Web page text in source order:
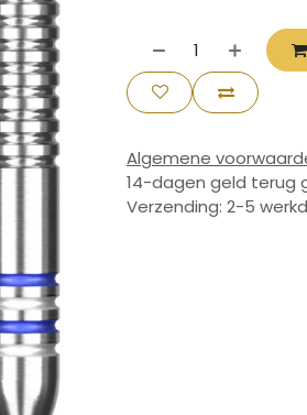
Algemene
14-dagen geld terug
Verzending: 2-5